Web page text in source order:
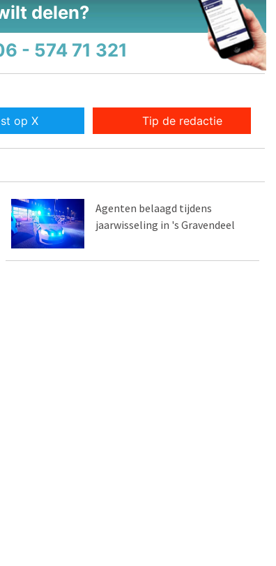
delen?
- 574 71 321
op X Tip de redactie
Agenten belaagd tijdens
jaarwisseling in 's Gravendeel